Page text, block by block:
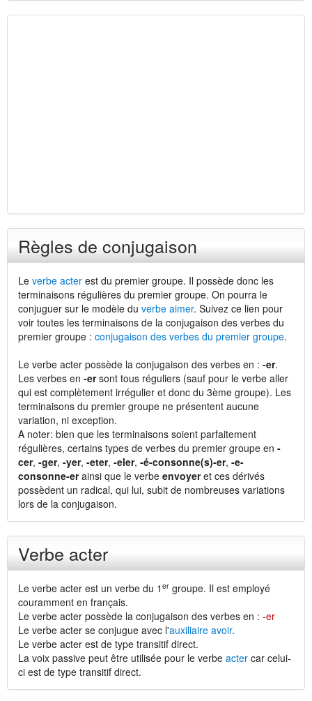
Règles de conjugaison
Le verbe acter est du premier groupe. Il possède donc les
terminaisons régulières du premier groupe. On pourra le
conjuguer sur le modèle du verbe aimer. Suivez ce lien pour
voir toutes les terminaisons de la conjugaison des verbes du
premier groupe : conjugaison des verbes du premier groupe.
Le verbe acter possède la conjugaison des verbes en : -er.
Les verbes en -ersont tous réguliers (sauf pour le verbe aller
qui est complètement irrégulier et donc du 3ème groupe). Les
terminaisons du premier groupe ne présentent aucune
variation, ni exception.
A noter: bien que les terminaisons soient parfaitement
régulières, certains types de verbes du premier groupe en -
cer, -ger, -yer, -eter, -eler, -é-consonne(s)-er, -e-
consonne-erainsi que le verbe envoyeret ces dérivés
possèdent un radical, qui lui, subit de nombreuses variations
lors de la conjugaison.
Verbe acter
Le verbe acter est un verbe du 1 er groupe. Il est employé
couramment en français.
Le verbe acter possède la conjugaison des verbes en : -er
Le verbe acter se conjugue avec l'auxiliaire avoir.
Le verbe acter est de type transitif direct.
La voix passive peut être utilisée pour le verbe acter car celui-
ci est de type transitif direct.